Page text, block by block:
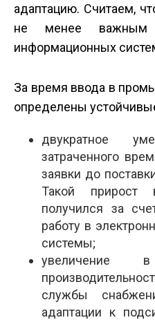
адаптацию. Считаем,
не менее важным
информационных
За время ввода в
определены
двукратное
затраченного
заявки до
Такой прирост
получился за
работу в
системы;
увеличение
службы
адаптации к